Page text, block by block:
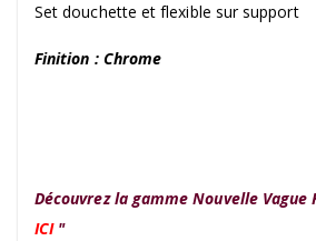
Set douchette et flexible sur support
Finition : Chrome
Découvrez la gamme Nouvelle Vague
ICI "